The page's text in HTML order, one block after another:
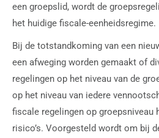
een groepslid, wordt de
het huidige fiscale-eenheidsregime.
Bij de totstandkoming van een
een afweging worden gemaakt of
regelingen op het niveau van de
op het niveau van iedere
fiscale regelingen op groepsniveau
risico’s. Voorgesteld wordt om bij